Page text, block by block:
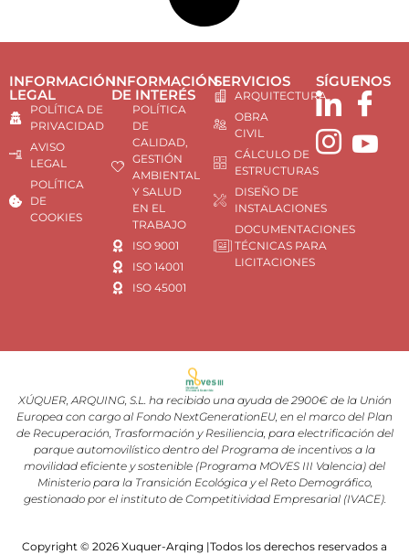
INFORMACIÓN
LEGAL
POLÍTICA DE
PRIVACIDAD
AVISO
LEGAL
POLÍTICA
DE
COOKIES
INFORMACIÓN
DE INTERÉS
POLÍTICA
DE
CALIDAD,
GESTIÓN
AMBIENTAL
Y SALUD
EN EL
TRABAJO
ISO 9001
ISO 14001
ISO 45001
SERVICIOS
ARQUITECTURA
OBRA
CIVIL
CÁLCULO DE
ESTRUCTURAS
DISEÑO DE
INSTALACIONES
DOCUMENTACIONES
TÉCNICAS PARA
LICITACIONES
SÍGUENOS
XÚQUER, ARQUING, S.L. ha recibido una ayuda de 2900€ de la Unión
Europea con cargo al Fondo NextGenerationEU, en el marco del Plan
de Recuperación, Trasformación y Resiliencia, para electrificación del
parque automovilístico dentro del Programa de incentivos a la
movilidad eficiente y sostenible (Programa MOVES III Valencia) del
Ministerio para la Transición Ecológica y el Reto Demográfico,
gestionado por el instituto de Competitividad Empresarial (IVACE).
Copyright © 2026 Xuquer-Arqing |Todos los derechos reservados a